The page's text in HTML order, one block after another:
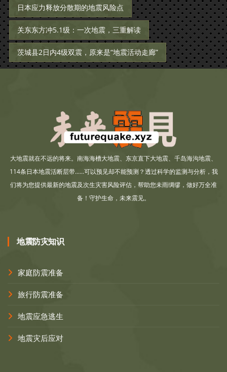
日本应力释放分散期的地震风险点
关东东方冲5.1级：一次地震，三重解读
茨城县2日内4级双震，原来是“地震活动走廊”
大地震就在不远的将来。南海海槽大地震、东京直下大地震、千岛海沟地震、
114条日本地震活断层带......可以预见却不能预测？透过科学的监测与分析，我
们将为您提供最新的地震及次生灾害风险评估，帮助您未雨绸缪，做好万全准
备！守护生命，未来震见。
地震防灾知识
家庭防震准备
旅行防震准备
地震应急逃生
地震灾后应对